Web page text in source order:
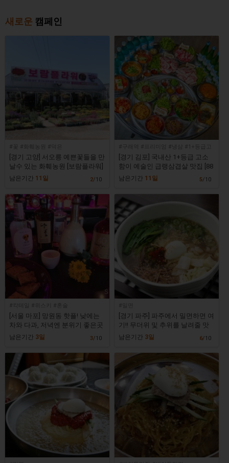
새로운 캠페인
#꽃 #화훼농원 #덕은
[경기 고양] 서오릉 예쁜꽃들을 만
날수 있는 화훼농원 [보람플라워]
남은기간 11일 2/10
#구래역 #프리미엄 #냉삼 #1+등급고
기
[경기 김포] 국내산 1+등급 고소
함이 예술인 급랭삼겹살 맛집 [88
냉삼 김포구래점]
남은기간 11일 5/10
#칵테일 #위스키 #혼술
[서울 마포] 망원동 핫플! 낮에는
차와 다과, 저녁엔 분위기 좋은곳
에서 전통주, 칵테일, 위스키까
남은기간 3일 3/10
[경기 파주] 파주에서 밀면하면 여
기!! 무더위 및 추위를 날려줄 맛
집! [해운대가야밀면 금촌직영점]
남은기간 3일 6/10